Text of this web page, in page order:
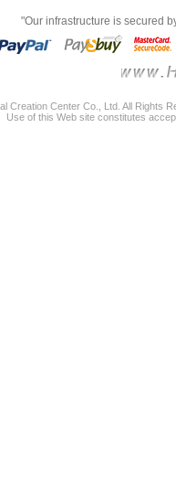
"Our infrastructure is secured
Creation Center Co., Ltd. All Rights
Use of this Web site constitutes